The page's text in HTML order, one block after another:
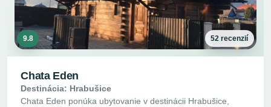
9.8 52 recenzií
Chata Eden
Destinácia: Hrabušice
Chata Eden ponúka ubytovanie v destinácii Hrabušice,